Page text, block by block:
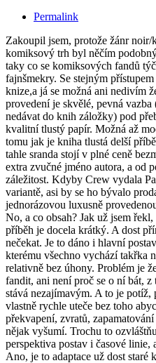
Permalink
Zakoupil jsem, protože žánr
komiksový trh byl něčím
taky co se komiksových fandů
fajnšmekry. Se stejným
knize,a já se možná ani nedivím
provedení je skvělé, pevná
nedávat do knih záložky) pod
kvalitní tlustý papír. Možná až
tomu jak je kniha tlustá delší
tahle sranda stojí v plné ceně
extra zvučné jméno autora, a od
záležitost. Kdyby Crew vydala
variantě, asi by se ho bývalo
jednorázovou luxusně
No, a co obsah? Jak už jsem
příběh je docela krátký. A dost
nečekat. Je to dáno i hlavní
kterému všechno vychází takřka
relativně bez úhony. Problém je
fandit, ani není proč se o ní bát,
stává nezajímavým. A to je
vlastně rychle uteče bez toho
překvapení, zvratů,
nějak vyšumí. Trochu to
perspektiva postav i časové linie,
Ano, je to adaptace už dost